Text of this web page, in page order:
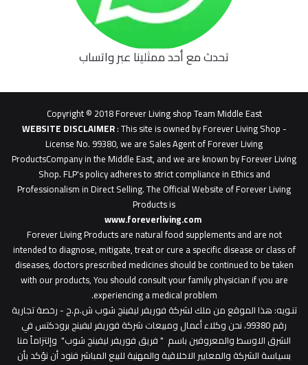
تحدث مع أحد ممثلينا عبر واتساب
Copyright © 2018 Forever Living shop Team Middle East
WEBSITE DISCLAIMER: This site is owned by Forever Living Shop -
License No. 99380, we are Sales Agent of Forever Living
ProductsCompany in the Middle East, and we are known by Forever Living
Shop. FLP's policy adheres to strict compliance in Ethics and
Professionalism in Direct Selling. The Official Website of Forever Living
Products is
www.foreverliving.com
Forever Living Products are natural food supplements and are not
intended to diagnose, mitigate, treat or cure a specific disease or class of
diseases, doctors prescribed medicines should be continued to be taken
with our products, You should consult your family physician if you are
experiencing a medical problem.
تنـويه: هذا الموقع من ملك لشركة فوريفر ليفينج شوب ش.م.ح - رخصة تجارية
رقم 99380، نحن وكلاء أعمال ومبيعات شركة فوريفر لبفينج برودكتس في
الشرق الاوسط والمعروفين باسم " فريق فوريفر ليفينج شوب" وإلتزاماً منا
بسياسة الشركة والمعايير الاخلاقية والمهنية للبيع المباشر فنود أن نؤكد بأن